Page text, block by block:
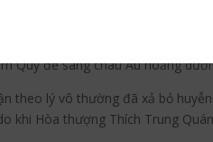
trung tâm của
Phật tử châu Âu, Hòa thượng
Quy để sang châu Âu hoằng
theo lý vô thường đã xả bỏ
khi Hòa thượng Thích Trung